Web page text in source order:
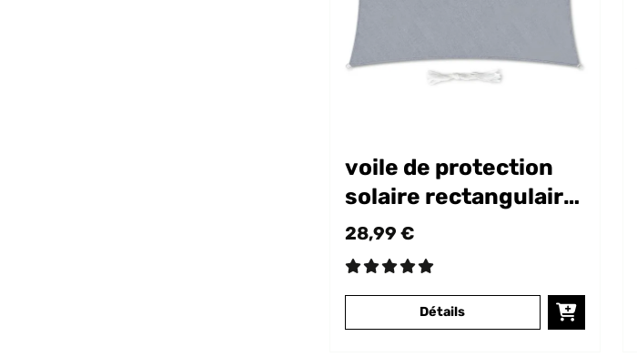
voile de protection
solaire rectangulaire
3x4 m
28,99 €
Détails